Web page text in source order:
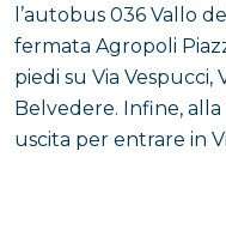
l’autobus 036 Vallo
fermata Agropoli
piedi su Via Vespucci,
Belvedere. Infine,
uscita per entrare in